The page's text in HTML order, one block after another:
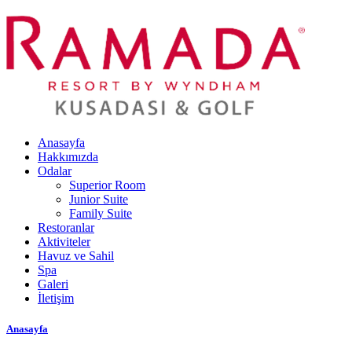
Anasayfa
Hakkımızda
Odalar
Superior Room
Junior Suite
Family Suite
Restoranlar
Aktiviteler
Havuz ve Sahil
Spa
Galeri
İletişim
Anasayfa